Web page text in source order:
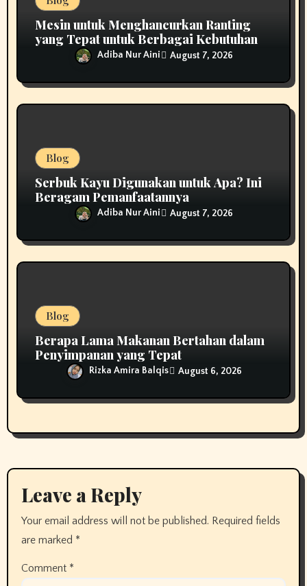
Mesin untuk Menghancurkan Ranting
yang Tepat untuk Berbagai Kebutuhan
Adiba Nur Aini August 7, 2026
Blog
Serbuk Kayu Digunakan untuk Apa? Ini
Beragam Pemanfaatannya
Adiba Nur Aini August 7, 2026
Blog
Berapa Lama Makanan Bertahan dalam
Penyimpanan yang Tepat
Rizka Amira Balqis August 6, 2026
Leave a Reply
Your email address will not be published. Required fields
are marked *
Comment *